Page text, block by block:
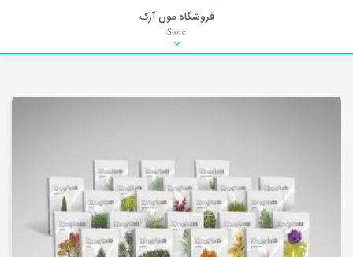
PNG-PSD
Background
Stock Images
فروشگاه مون آرک
Store